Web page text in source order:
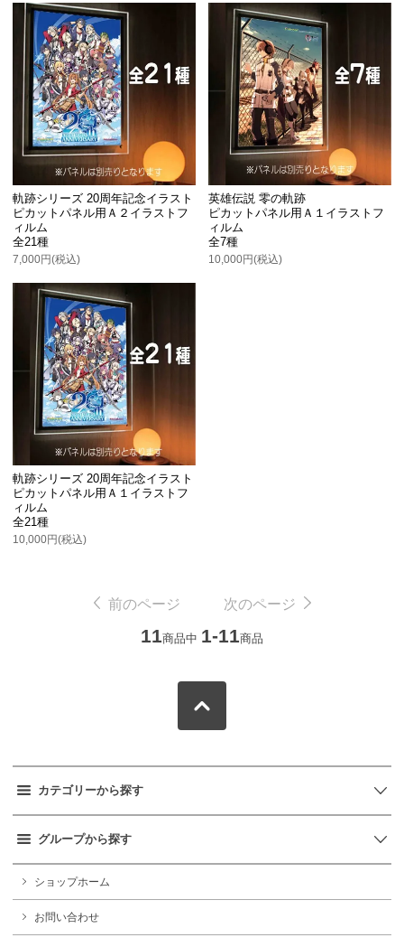
軌跡シリーズ 20周年記念イラスト
ピカットパネル用Ａ２イラストフ
ィルム
全21種
7,000円(税込)
英雄伝説 零の軌跡
ピカットパネル用Ａ１イラストフ
ィルム
全7種
10,000円(税込)
軌跡シリーズ 20周年記念イラスト
ピカットパネル用Ａ１イラストフ
ィルム
全21種
10,000円(税込)
前のページ 次のページ
11商品中 1-11商品
カテゴリーから探す
グループから探す
ショップホーム
お問い合わせ